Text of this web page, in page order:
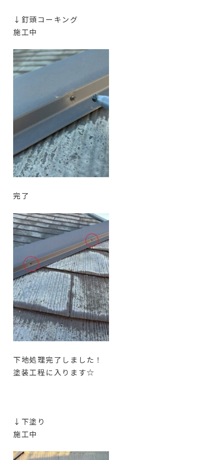
↓釘頭コーキング
施工中
完了
下地処理完了しました！
塗装工程に入ります☆
↓下塗り
施工中